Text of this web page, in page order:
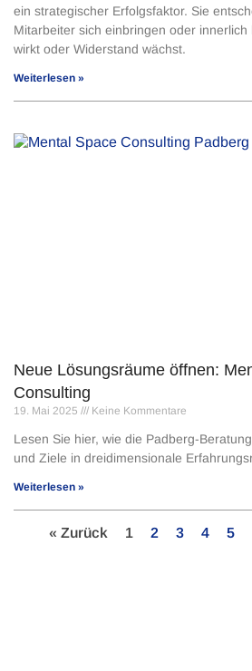
ein strategischer Erfolgsfaktor. Sie
Mitarbeiter sich einbringen oder
wirkt oder Widerstand wächst.
Weiterlesen »
Neue Lösungsräume öffnen:
Consulting
19. Mai 2025 Keine Kommentare
Lesen Sie hier, wie die Padberg-
und Ziele in dreidimensionale
Weiterlesen »
« Zurück 1 2 3 4 5